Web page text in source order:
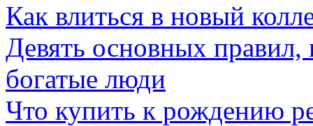
Как влиться в новый
Девять основных
богатые люди
Что купить к рождению